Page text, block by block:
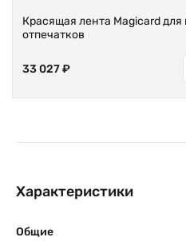
Красящая лента Magicard
отпечатков
33 027 ₽
Характеристики
Общие